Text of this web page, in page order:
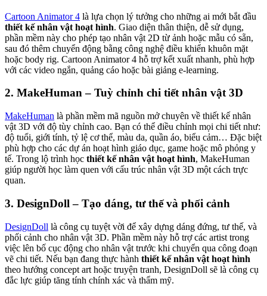
Cartoon Animator 4 là lựa chọn lý tưởng cho những ai mới bắt đầu
thiết kế nhân vật hoạt hình. Giao diện thân thiện, dễ sử dụng,
phần mềm này cho phép tạo nhân vật 2D từ ảnh hoặc mẫu có sẵn,
sau đó thêm chuyển động bằng công nghệ điều khiển khuôn mặt
hoặc body rig. Cartoon Animator 4 hỗ trợ kết xuất nhanh, phù hợp
với các video ngắn, quảng cáo hoặc bài giảng e-learning.
2. MakeHuman – Tuỳ chỉnh chi tiết nhân vật 3D
MakeHuman là phần mềm mã nguồn mở chuyên về thiết kế nhân
vật 3D với độ tùy chỉnh cao. Bạn có thể điều chỉnh mọi chi tiết như:
độ tuổi, giới tính, tỷ lệ cơ thể, màu da, quần áo, biểu cảm… Đặc biệt
phù hợp cho các dự án hoạt hình giáo dục, game hoặc mô phỏng y
tế. Trong lộ trình học thiết kế nhân vật hoạt hình, MakeHuman
giúp người học làm quen với cấu trúc nhân vật 3D một cách trực
quan.
3. DesignDoll – Tạo dáng, tư thế và phối cảnh
DesignDoll là công cụ tuyệt vời để xây dựng dáng đứng, tư thế, và
phối cảnh cho nhân vật 3D. Phần mềm này hỗ trợ các artist trong
việc lên bố cục động cho nhân vật trước khi chuyển qua công đoạn
vẽ chi tiết. Nếu bạn đang thực hành thiết kế nhân vật hoạt hình
theo hướng concept art hoặc truyện tranh, DesignDoll sẽ là công cụ
đắc lực giúp tăng tính chính xác và thẩm mỹ.